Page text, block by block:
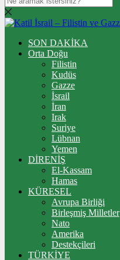
SON DAKİKA
Orta Doğu
Filistin
Kudüs
Gazze
İsrail
İran
Irak
Suriye
Lübnan
Yemen
DİRENİŞ
El-Kassam
Hamas
KÜRESEL
Avrupa Birliği
Birleşmiş Milletler
Nato
Amerika
Destekçileri
TÜRKİYE